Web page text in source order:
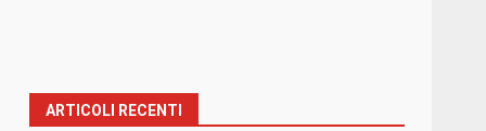
ARTICOLI RECENTI